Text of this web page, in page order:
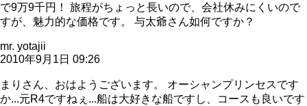
で9万9千円！ 旅程がちょっと長いので、会社休みにくいので
すが、魅力的な価格です。 与太爺さん如何ですか？
mr. yotajii
2010年9月1日 09:26
まりさん、おはようございます。 オーシャンプリンセスです
か...元R4ですねぇ...船は大好きな船ですし、コースも良いです